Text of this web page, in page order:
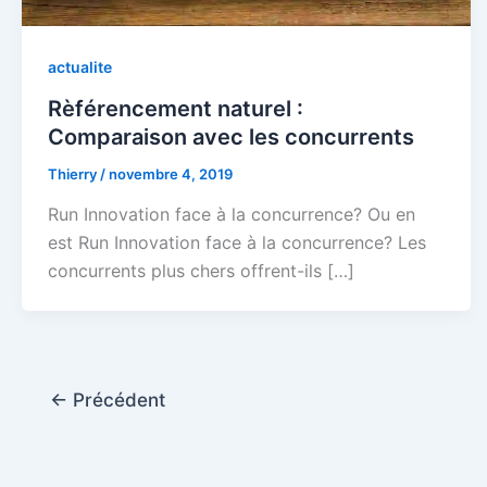
actualite
Rèférencement naturel :
Comparaison avec les concurrents
Thierry /novembre 4, 2019
Run Innovation face à la concurrence? Ou en
est Run Innovation face à la concurrence? Les
concurrents plus chers offrent-ils […]
← Précédent